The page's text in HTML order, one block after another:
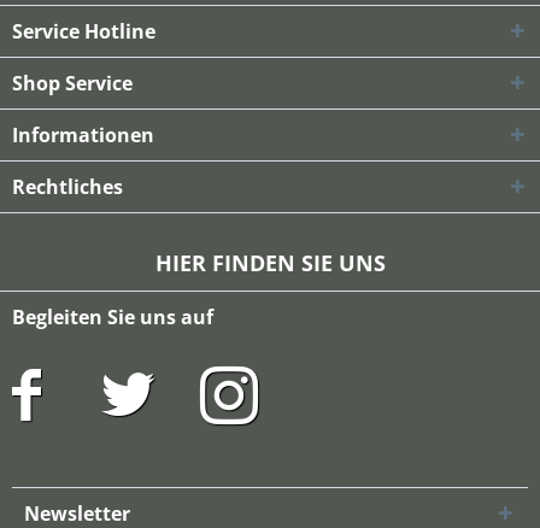
Service Hotline
Shop Service
Informationen
Rechtliches
HIER FINDEN SIE UNS
Begleiten Sie uns auf
Newsletter